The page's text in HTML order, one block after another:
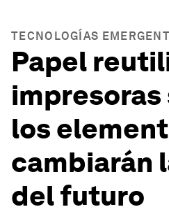
TECNOLOGÍAS
Papel
los
cambiarán
del futuro